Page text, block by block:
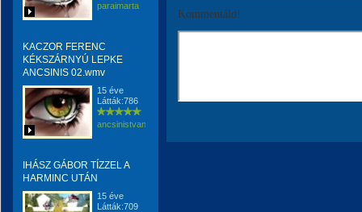
paraimarta
KACZOR FERENC
KÉKSZÁRNYÚ LEPKE
ANCSINIS 02.wmv
15 éve
Látták:786
ancsinistvan
IHÁSZ GÁBOR TÍZZEL A
HARMINC UTÁN
15 éve
Látták:709
Kommentáld!